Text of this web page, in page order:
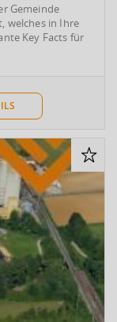
Gemeinde
welches in Ihre
Key Facts für